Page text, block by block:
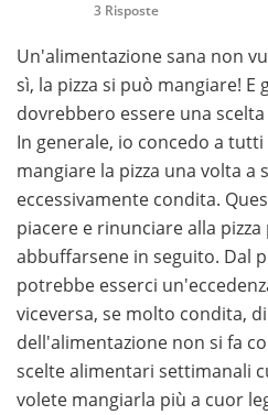
3 Risposte
Un'alimentazione sana non
sì, la pizza si può mangiare!
dovrebbero essere una
In generale, io concedo a
mangiare la pizza una volta
eccessivamente condita.
piacere e rinunciare alla
abbuffarsene in seguito. Dal
potrebbe esserci
viceversa, se molto condita,
dell'alimentazione non si fa
scelte alimentari settimanali
volete mangiarla più a cuor